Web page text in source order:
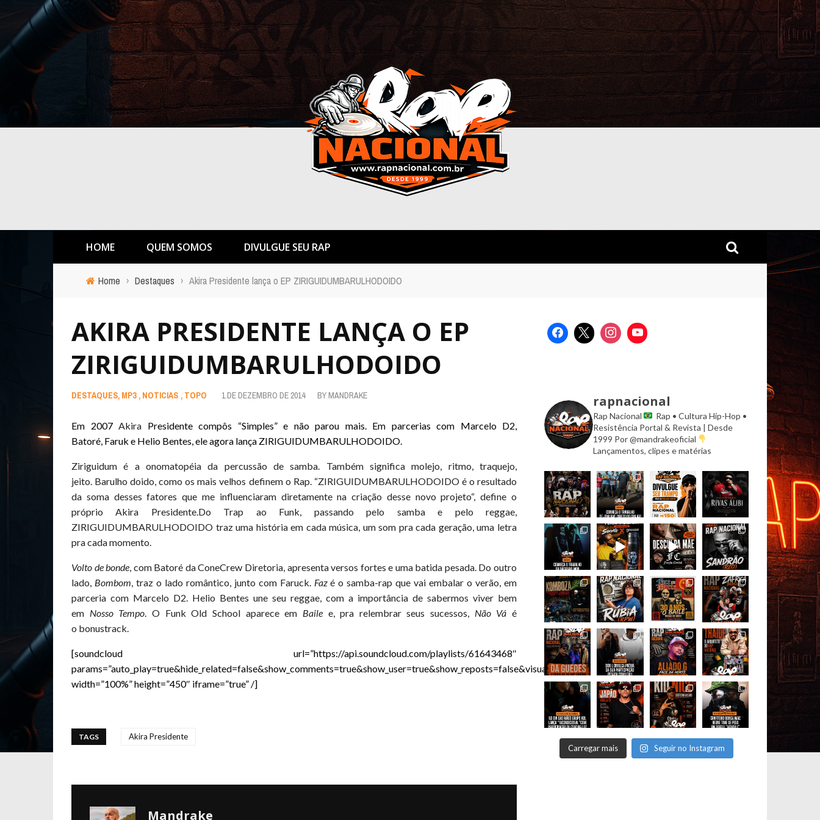
HOME QUEM SOMOS DIVULGUE SEU RAP
Home › Destaques › Akira Presidente lança o EP ZIRIGUIDUMBARULHODOIDO
AKIRA PRESIDENTE LANÇA O EP
ZIRIGUIDUMBARULHODOIDO
DESTAQUES, MP3 , NOTICIAS , TOPO 1 DE DEZEMBRO DE 2014 BY MANDRAKE
Em 2007 Akira Presidente compôs “Simples” e não parou mais. Em parcerias com Marcelo D2,
Batoré, Faruk e Helio Bentes, ele agora lança ZIRIGUIDUMBARULHODOIDO.
Ziriguidum é aonomatopéiada percussão de samba. Também significa molejo, ritmo, traquejo,
jeito. Barulho doido, como os mais velhos definem o Rap. “ZIRIGUIDUMBARULHODOIDO é o resultado
da soma desses fatores que me influenciaram diretamente na criação desse novo projeto“, define o
próprioAkira Presidente.Do Trap ao Funk, passando pelo samba e pelo reggae,
ZIRIGUIDUMBARULHODOIDO traz uma história em cada música, um som pra cada geração, uma letra
pra cada momento.
Volto de bonde, com Batoré da ConeCrew Diretoria, apresenta versos fortes e uma batida pesada. Do outro
lado, Bombom, traz o lado romântico, junto com Faruck. Fazé o samba-rap que vai embalar o verão, em
parceria com Marcelo D2. Helio Bentes une seu reggae, com a importância de sabermos viver bem
em Nosso Tempo. O Funk Old School aparece em Baile e, pra relembrar seus sucessos, Não Vá é
o bonustrack.
[soundcloud url=”https://api.soundcloud.com/playlists/61643468″
params=”auto_play=true&hide_related=false&show_comments=true&show_user=true&show_reposts=false&visual=true”
width=”100%” height=”450″ iframe=”true” /]
TAGS Akira Presidente
Mandrake
rapnacional
Rap Nacional
Rap • Cultura Hip-Hop •
Resistência Portal & Revista | Desde
1999 Por @mandrakeoficial
Lançamentos, clipes e matérias
Carregar mais Seguir no Instagram